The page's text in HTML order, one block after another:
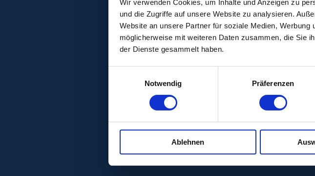
Wir verwenden Cookies, um Inhalte und Anzeigen zu
und die Zugriffe auf unsere Website zu analysieren.
Website an unsere Partner für soziale Medien,
möglicherweise mit weiteren Daten zusammen, die Sie
der Dienste gesammelt haben.
Notwendig
Präferenzen
Ablehnen